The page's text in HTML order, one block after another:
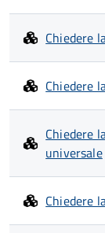
Chiedere
Chiedere
Chiedere
universale
Chiedere